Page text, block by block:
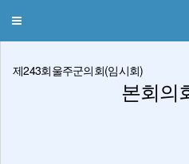
울주군의
Toggle
제243회울주군의회(임시회)
본회의